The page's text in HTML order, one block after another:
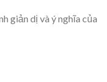
giản dị và ý nghĩa của